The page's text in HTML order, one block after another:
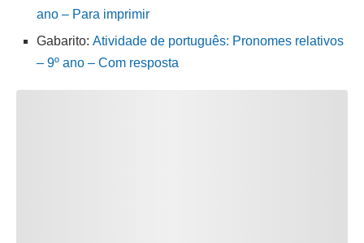
ano – Para imprimir
Gabarito: Atividade de português: Pronomes relativos
– 9º ano – Com resposta